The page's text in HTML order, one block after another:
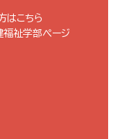
はこちら
福祉学部ぺージ